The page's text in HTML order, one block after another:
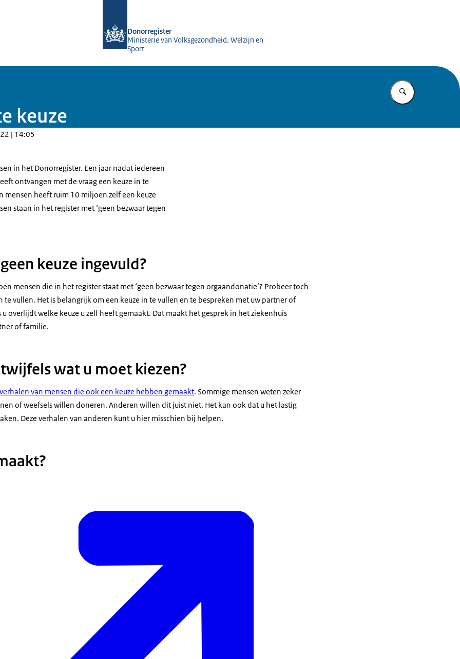
Donorregister
Ministerie van Volksgezondheid, Welzijn en
Sport
Vul in wat u
keuze
| 14:05
in het Donorregister. Een jaar nadat iedereen
ontvangen met de vraag een keuze in te
mensen heeft ruim 10 miljoen zelf een keuze
staan in het register met ‘geen bezwaar tegen
keuze ingevuld?
mensen die in het register staat met ‘geen bezwaar tegen orgaandonatie’? Probeer toch
te vullen. Het is belangrijk om een keuze in te vullen en te bespreken met uw partner of
overlijdt welke keuze u zelf heeft gemaakt. Dat maakt het gesprek in het ziekenhuis
of familie.
wat u moet kiezen?
verhalen van mensen die ook een keuze hebben gemaakt. Sommige mensen weten zeker
of weefsels willen doneren. Anderen willen dit juist niet. Het kan ook dat u het lastig
Deze verhalen van anderen kunt u hier misschien bij helpen.